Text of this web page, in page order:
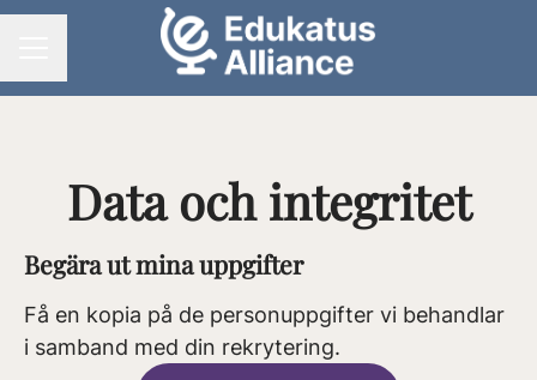
Data och integritet
Begära ut mina uppgifter
Få en kopia på de personuppgifter vi behandlar
i samband med din rekrytering.